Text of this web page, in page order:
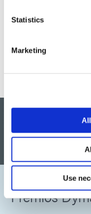
Statistics
Marketing
Use
normativo de
Premios